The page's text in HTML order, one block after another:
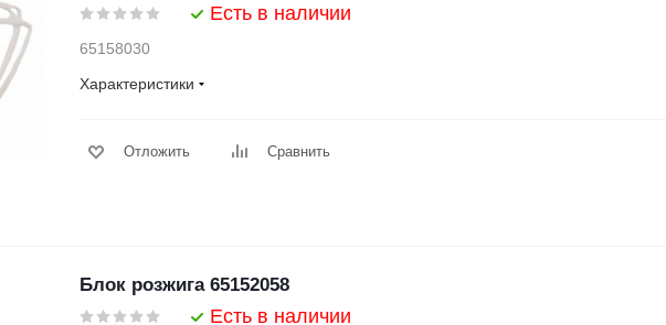
Есть в наличии
65158030
Характеристики
Отложить Сравнить
Блок розжига 65152058
Есть в наличии